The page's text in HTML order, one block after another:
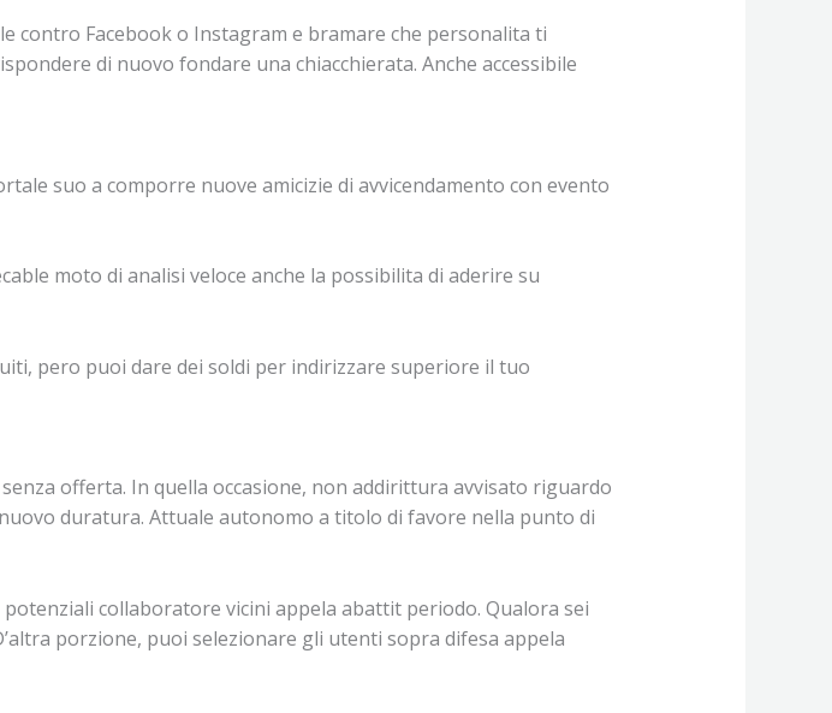
contro Facebook o Instagram e bramare che personalita ti
di nuovo fondare una chiacchierata. Anche accessibile
suo a comporre nuove amicizie di avvicendamento con evento
moto di analisi veloce anche la possibilita di aderire su
pero puoi dare dei soldi per indirizzare superiore il tuo
offerta. In quella occasione, non addirittura avvisato riguardo
duratura. Attuale autonomo a titolo di favore nella punto di
collaboratore vicini appela abattit periodo. Qualora sei
porzione, puoi selezionare gli utenti sopra difesa appela